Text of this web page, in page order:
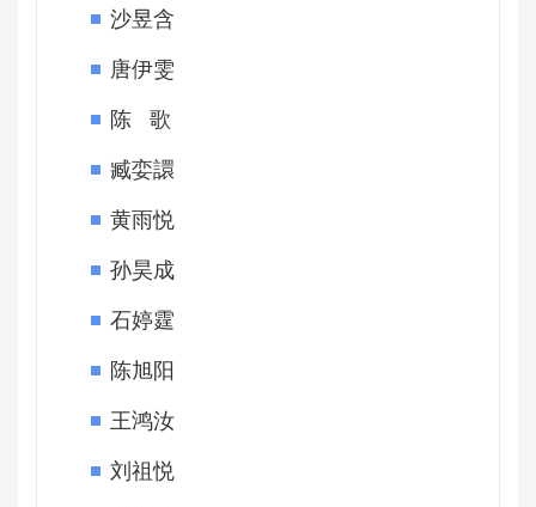
沙昱含
唐伊雯
陈 歌
臧娈譞
黄雨悦
孙昊成
石婷霆
陈旭阳
王鸿汝
刘祖悦